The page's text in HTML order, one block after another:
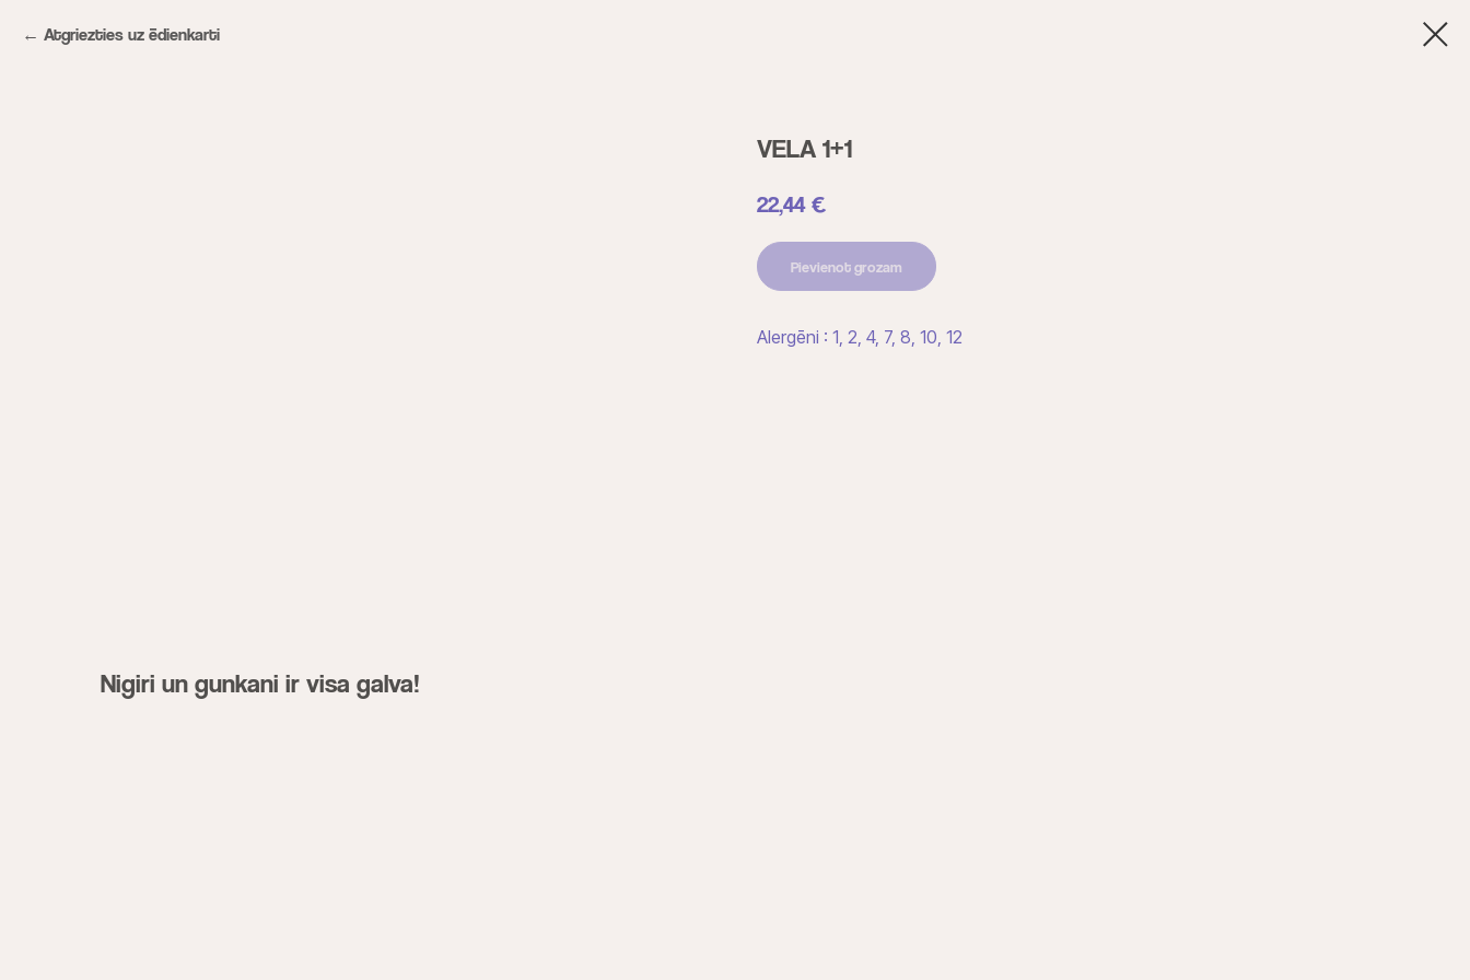
Atgriezties uz ēdienkarti
VELA 1+1
22,44 €
Pievienot grozam
Alergēni : 1, 2, 4, 7, 8, 10, 12
Nigiri un gunkani ir visa galva!